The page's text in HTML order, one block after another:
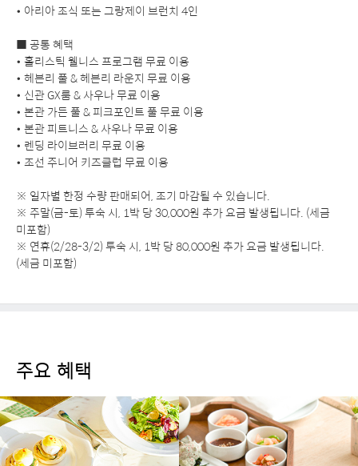
• 아리아 조식 또는 그랑제이 브런치 4인
■ 공통 혜택
• 홀리스틱 웰니스 프로그램 무료 이용
• 헤븐리 풀 & 헤븐리 라운지 무료 이용
• 신관 GX룸 & 사우나 무료 이용
• 본관 가든 풀 & 피크포인트 풀 무료 이용
• 본관 피트니스 & 사우나 무료 이용
• 렌딩 라이브러리 무료 이용
• 조선 주니어 키즈클럽 무료 이용
※ 일자별 한정 수량 판매되어, 조기 마감될 수 있습니다.
※ 주말(금-토) 투숙 시, 1박 당 30,000원 추가 요금 발생됩니다. (세금
미포함)
※ 연휴(2/28-3/2) 투숙 시, 1박 당 80,000원 추가 요금 발생됩니다.
(세금 미포함)
주요 혜택